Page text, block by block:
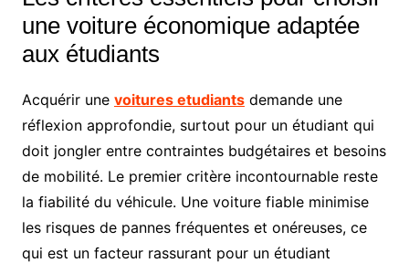
une voiture économique adaptée
aux étudiants
Acquérir une voitures etudiantsdemande une
réflexion approfondie, surtout pour un étudiant qui
doit jongler entre contraintes budgétaires et besoins
de mobilité. Le premier critère incontournable reste
la fiabilité du véhicule. Une voiture fiable minimise
les risques de pannes fréquentes et onéreuses, ce
qui est un facteur rassurant pour un étudiant